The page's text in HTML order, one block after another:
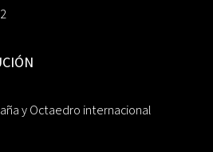
y Octaedro internacional